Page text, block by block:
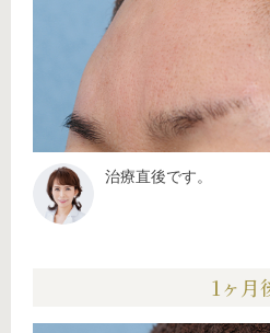
治療直後です。
1ヶ月